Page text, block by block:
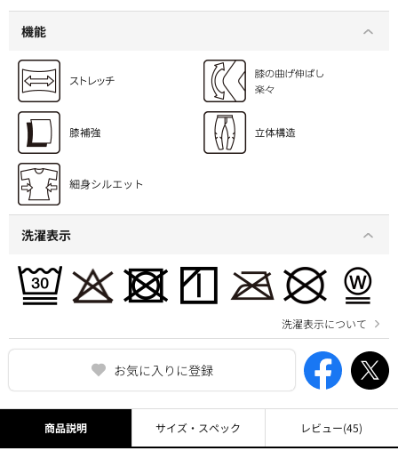
お気に入りに登録
機能
洗濯表示
洗濯表示について
商品説明 サイズ・スペック レビュー(45)